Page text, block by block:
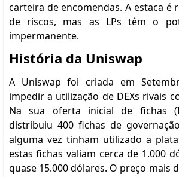
carteira de encomendas. A estaca é
de riscos, mas as LPs têm o
impermanente.
História da Uniswap
A Uniswap foi criada em
impedir a utilização de DEXs rivais
Na sua oferta inicial de fichas
distribuiu 400 fichas de
alguma vez tinham utilizado a
estas fichas valiam cerca de 1.000
quase 15.000 dólares. O preço mais